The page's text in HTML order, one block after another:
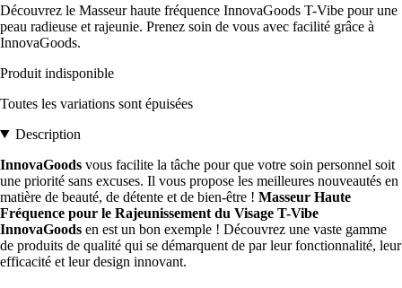
Découvrez le Masseur haute fréquence InnovaGoods T-Vibe pour une
peau radieuse et rajeunie. Prenez soin de vous avec facilité grâce à
InnovaGoods.
Produit indisponible
Toutes les variations sont épuisées
Description
InnovaGoods vous facilite la tâche pour que votre soin personnel soit
une priorité sans excuses. Il vous propose les meilleures nouveautés en
matière de beauté, de détente et de bien-être ! Masseur Haute
Fréquence pour le Rajeunissement du Visage T-Vibe
InnovaGoods en est un bon exemple ! Découvrez une vaste gamme
de produits de qualité qui se démarquent de par leur fonctionnalité, leur
efficacité et leur design innovant.